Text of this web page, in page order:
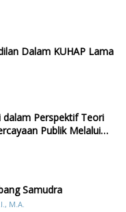
Dalam KUHAP Lama
Perspektif Teori
Publik Melalui
Bencana di
Samudra
M.A.